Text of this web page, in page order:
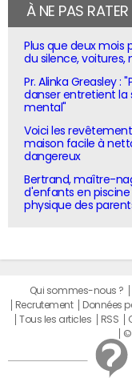
À NE PAS RATER
Plus que deux mois
du silence,
Pr. Alinka Greasley :
danser entretient la
mental"
Voici les
maison facile à
dangereux
Bertrand, maître-
d'enfants en
physique des
Qui sommes-nous ?
Recrutement
Données
Tous les articles
RSS
©